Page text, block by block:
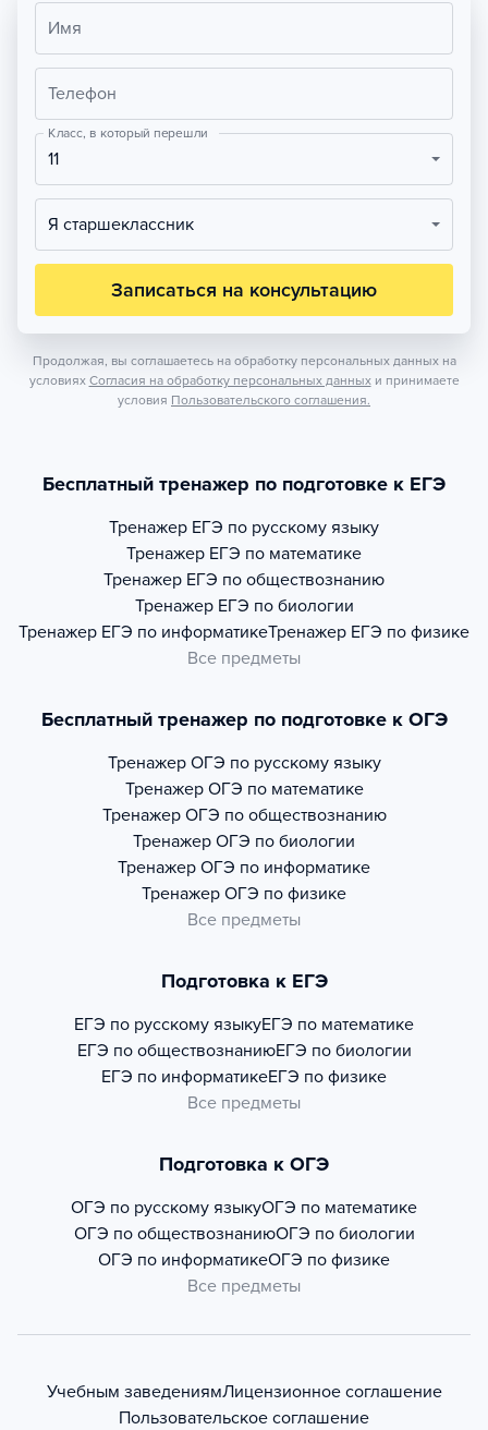
Имя
Телефон
Класс, в который перешли
11
Я старшеклассник
Записаться на консультацию
Продолжая, вы соглашаетесь на обработку персональных данных на
условиях Согласия на обработку персональных данных и принимаете
условия Пользовательского соглашения.
Бесплатный тренажер по подготовке к ЕГЭ
Тренажер ЕГЭ по русскому языку
Тренажер ЕГЭ по математике
Тренажер ЕГЭ по обществознанию
Тренажер ЕГЭ по биологии
Тренажер ЕГЭ по информатикеТренажер ЕГЭ по физике
Все предметы
Бесплатный тренажер по подготовке к ОГЭ
Тренажер ОГЭ по русскому языку
Тренажер ОГЭ по математике
Тренажер ОГЭ по обществознанию
Тренажер ОГЭ по биологии
Тренажер ОГЭ по информатике
Тренажер ОГЭ по физике
Все предметы
Подготовка к ЕГЭ
ЕГЭ по русскому языкуЕГЭ по математике
ЕГЭ по обществознаниюЕГЭ по биологии
ЕГЭ по информатикеЕГЭ по физике
Все предметы
Подготовка к ОГЭ
ОГЭ по русскому языкуОГЭ по математике
ОГЭ по обществознаниюОГЭ по биологии
ОГЭ по информатикеОГЭ по физике
Все предметы
Учебным заведениямЛицензионное соглашение
Пользовательское соглашение